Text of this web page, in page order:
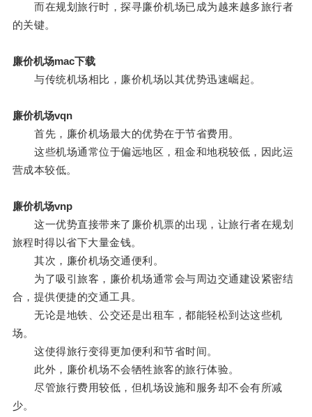
而在规划旅行时，探寻廉价机场已成为越来越多旅行者
的关键。
廉价机场mac下载
与传统机场相比，廉价机场以其优势迅速崛起。
廉价机场vqn
首先，廉价机场最大的优势在于节省费用。
这些机场通常位于偏远地区，租金和地税较低，因此运
营成本较低。
廉价机场vnp
这一优势直接带来了廉价机票的出现，让旅行者在规划
旅程时得以省下大量金钱。
其次，廉价机场交通便利。
为了吸引旅客，廉价机场通常会与周边交通建设紧密结
合，提供便捷的交通工具。
无论是地铁、公交还是出租车，都能轻松到达这些机
场。
这使得旅行变得更加便利和节省时间。
此外，廉价机场不会牺牲旅客的旅行体验。
尽管旅行费用较低，但机场设施和服务却不会有所减
少。